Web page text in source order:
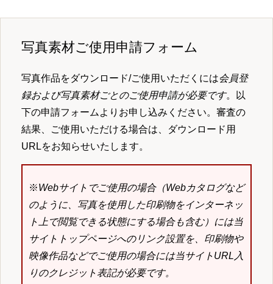
写真素材ご使用申請フォーム
写真作品をダウンロード/ご使用いただくには会員登
録および写真素材ごとのご使用申請が必要です。以
下の申請フォームよりお申し込みください。審査の
結果、ご使用いただける場合は、ダウンロード用
URLをお知らせいたします。
※Webサイトでご使用の場合（Webカタログなど
のように、写真を使用した印刷物をインターネッ
ト上で閲覧できる状態にする場合も含む）には当
サイトトップページへのリンク設置を、印刷物や
映像作品などでご使用の場合には当サイトURL入
りのクレジット表記が必要です。